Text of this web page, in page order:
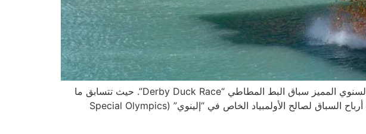
تتميز مدينة شيكاغو بفعالياتها الفريدة على مدار العام، وينتظر العديد من سكان “شيكاغو” الحدث السنوي المميز سباق البط المطاطي “Derby Duck Race”. حيث تتسابق ما
بين 35000 – 75000 بطة في هذا الحدث السنوي الذي يجذب سنوياً الآلاف من الأشخاص، وتعود أرباح السباق لصالح الأولمبياد الخاص في “إلينوي” (Special Olympics